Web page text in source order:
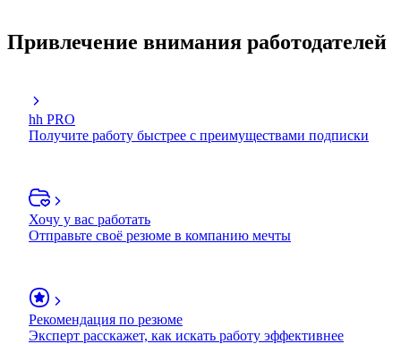
Привлечение внимания работодателей
hh PRO
Получите работу быстрее с преимуществами подписки
Хочу у вас работать
Отправьте своё резюме в компанию мечты
Рекомендация по резюме
Эксперт расскажет, как искать работу эффективнее